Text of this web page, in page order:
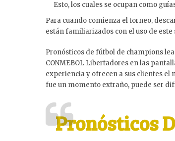
Esto, los cuales se ocupan como
Para cuando comienza el torneo,
están familiarizados con el uso de
Pronósticos de fútbol de champions
CONMEBOL Libertadores en las
experiencia y ofrecen a sus clientes el
fue un momento extraño, puede ser
Pronósticos